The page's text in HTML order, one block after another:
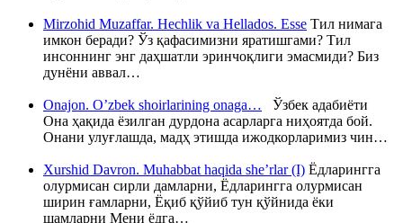
Mirzohid Muzaffar. Hechlik va Hellados. Esse Тил нимага
имкон беради? Ўз қафасимизни яратишгами? Тил
инсоннинг энг даҳшатли эринчоқлиги эмасмиди? Биз
дунёни аввал…
Onajon. O’zbek shoirlarining onaga… Ўзбек адабиёти
Она ҳақида ёзилган дурдона асарларга ниҳоятда бой.
Онани улуғлашда, мадҳ этишда ижодкорларимиз чин…
Xurshid Davron. Muhabbat haqida she’rlar (I) Ёдларингга
олурмисан сирли дамларни, Ёдларингга олурмисан
ширин ғамларни, Ёқиб қўйиб тун қўйнида ёки
шамларни Мени ёдга…